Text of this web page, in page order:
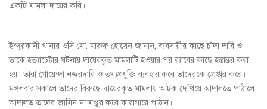
একটি মামলা দায়ের করি।
ইন্দুরকানী থানার ওসি মো. মারুফ হোসেন জানান, ব্যবসায়ীর কাছে চাঁদা দাবি ও
তাকে হত্যাচেষ্টার ঘটনায় দায়েরকৃত মামলাটি হওয়ার পর র‌্যাবের কাছে হস্তান্তর করা
হয়। তারা গোয়েন্দা নজরদারি ও তথ্যপ্রযুক্তি ব্যবহার করে তাদেরকে গ্রেপ্তার করে।
মঙ্গলবার সকালে তাদের বিরুদ্ধে দায়েরকৃত মামলায় আটক দেখিয়ে আদালতে পাঠালে
আদালত তাদের জামিন না’মঞ্জুর করে কারাগারে পাঠান।